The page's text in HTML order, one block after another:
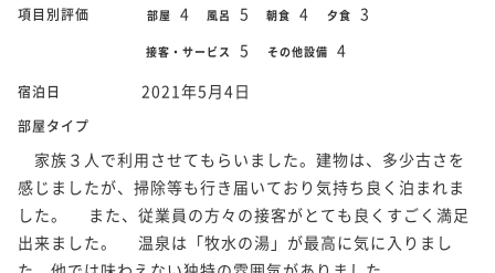
項目別評価 部屋 4 風呂 5 朝食 4 夕食 3
接客・サービス 5 その他設備 4
宿泊日 2021年5月4日
部屋タイプ
家族３人で利用させてもらいました。建物は、多少古さを
感じましたが、掃除等も行き届いており気持ち良く泊まれま
した。 また、従業員の方々の接客がとても良くすごく満足
出来ました。 温泉は「牧水の湯」が最高に気に入りまし